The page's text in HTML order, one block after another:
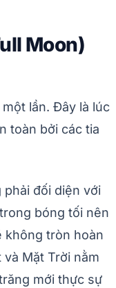
Moon)
lần. Đây là lúc
toàn bởi các tia
phải đối diện với
bóng tối nên
tròn hoàn
Mặt Trời nằm
mới thực sự